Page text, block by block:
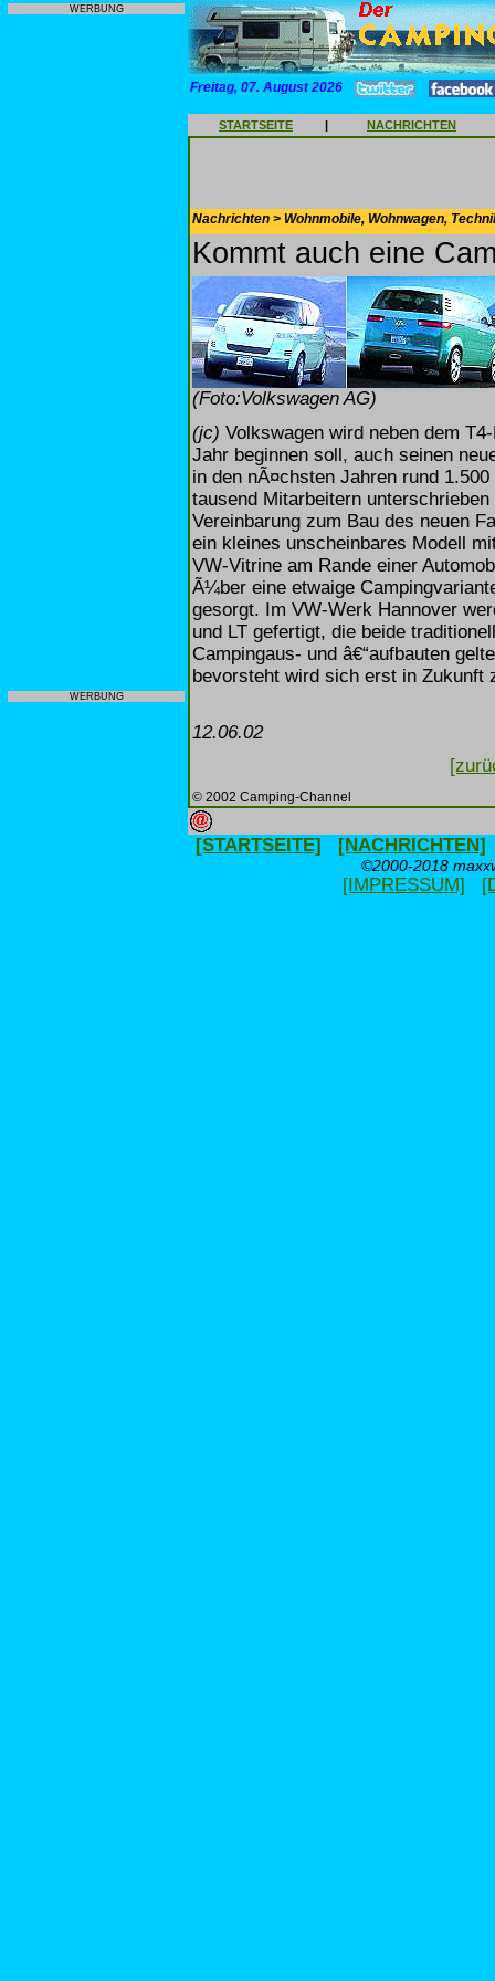
WERBUNG
WERBUNG
Freitag, 07. August 2026
STARTSEITE | NACHRICHTEN
Nachrichten > Wohnmobile, Wohnwagen,
Kommt auch eine
(Foto:Volkswagen AG)
(jc) Volkswagen wird neben dem
Jahr beginnen soll, auch seinen
in den nÃ¤chsten Jahren rund
tausend Mitarbeitern
Vereinbarung zum Bau des neuen
ein kleines unscheinbares Modell
VW-Vitrine am Rande einer
Ã¼ber eine etwaige
gesorgt. Im VW-Werk Hannover
und LT gefertigt, die beide
Campingaus- und â€“aufbauten
bevorsteht wird sich erst in Zukunft
12.06.02
© 2002 Camping-Channel
[STARTSEITE] [NACHRICHTEN]
©2000-2018
[IMPRESSUM]